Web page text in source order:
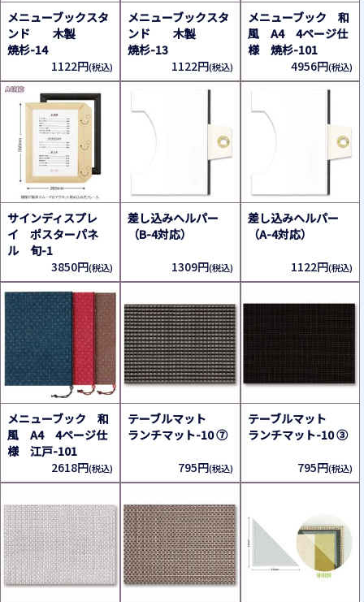
メニューブックスタ
ンド 木製
焼杉-14
1122円(税込)
メニューブックスタ
ンド 木製
焼杉-13
1122円(税込)
メニューブック 和
風 A4 4ページ仕
様 焼杉-101
4956円(税込)
サインディスプレ
イ ポスターパネ
ル 旬-1
3850円(税込)
差し込みヘルパー
（B-4対応）
1309円(税込)
差し込みヘルパー
（A-4対応）
1122円(税込)
メニューブック 和
風 A4 4ページ仕
様 江戸-101
2618円(税込)
テーブルマット
ランチマット-10 ⑦
795円(税込)
テーブルマット
ランチマット-10 ③
795円(税込)